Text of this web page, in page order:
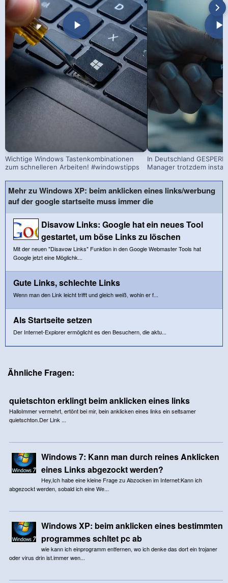
Wichtige Windows Tastenkombinationen
zum schnelleren Arbeiten! #windowstipps
In Deutschland
Manager trotzdem
Mehr zu Windows XP: beim anklicken eines links/werbung
auf der google startseite muss immer die
Disavow Links: Google hat ein neues Tool
gestartet, um böse Links zu löschen
Mit der neuen "Disavow Links" Funktion in den Google Webmaster Tools hat
Google jetzt eine Möglichk...
Gute Links, schlechte Links
Wenn man den Link leicht trifft und gleich weiß, wohin er f...
Als Startseite setzen
Der Internet-Explorer ermöglicht es den Besuchern, die aktu...
Ähnliche Fragen:
quietschton erklingt beim anklicken eines links
HalloImmer vermehrt, ertönt bei mir, bein anklicken eines links ein seltsamer
quietschton.Der Link ...
Windows 7: Kann man durch reines Anklicken
eines Links abgezockt werden?
Hey,Ich habe eine kleine Frage zu Abzocken im Internet:Kann ich
abgezockt werden, sobald ich eine We...
Windows XP: beim anklicken eines bestimmten
programmes schltet pc ab
wie kann ich einprogramm entfernen, wo ich denke das dort ein trojaner
oder virus drin ist.immer wen...